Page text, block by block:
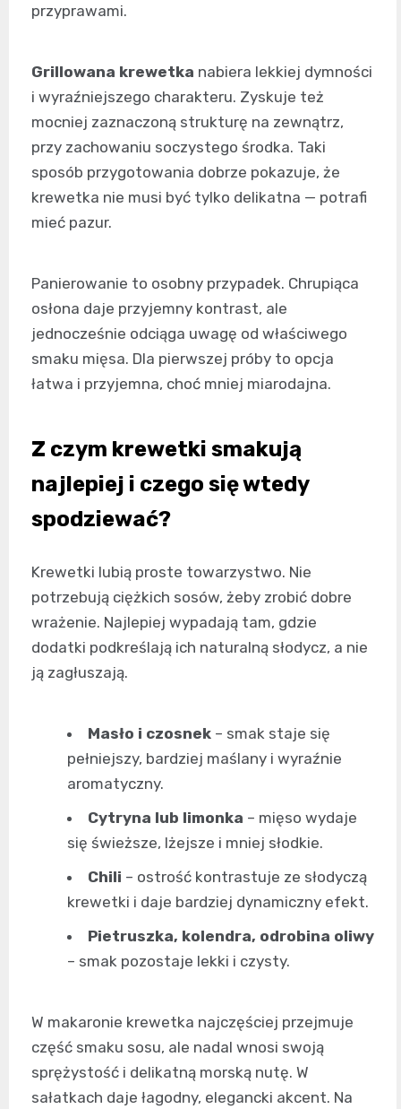
przyprawami.
Grillowana krewetka nabiera lekkiej dymności
i wyraźniejszego charakteru. Zyskuje też
mocniej zaznaczoną strukturę na zewnątrz,
przy zachowaniu soczystego środka. Taki
sposób przygotowania dobrze pokazuje, że
krewetka nie musi być tylko delikatna — potrafi
mieć pazur.
Panierowanie to osobny przypadek. Chrupiąca
osłona daje przyjemny kontrast, ale
jednocześnie odciąga uwagę od właściwego
smaku mięsa. Dla pierwszej próby to opcja
łatwa i przyjemna, choć mniej miarodajna.
Z czym krewetki smakują
najlepiej i czego się wtedy
spodziewać?
Krewetki lubią proste towarzystwo. Nie
potrzebują ciężkich sosów, żeby zrobić dobre
wrażenie. Najlepiej wypadają tam, gdzie
dodatki podkreślają ich naturalną słodycz, a nie
ją zagłuszają.
Masło i czosnek – smak staje się
pełniejszy, bardziej maślany i wyraźnie
aromatyczny.
Cytryna lub limonka – mięso wydaje
się świeższe, lżejsze i mniej słodkie.
Chili – ostrość kontrastuje ze słodyczą
krewetki i daje bardziej dynamiczny efekt.
Pietruszka, kolendra, odrobina oliwy
– smak pozostaje lekki i czysty.
W makaronie krewetka najczęściej przejmuje
część smaku sosu, ale nadal wnosi swoją
sprężystość i delikatną morską nutę. W
sałatkach daje łagodny, elegancki akcent. Na